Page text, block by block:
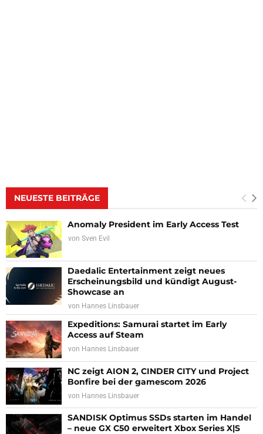
NEUESTE BEITRÄGE
Anomaly President im Early Access Test
von Sven Evil
Daedalic Entertainment zeigt neues
Erscheinungsbild und kündigt August-
Showcase an
von Hannes Linsbauer
Expeditions: Samurai startet im Early
Access auf Steam
von Hannes Linsbauer
NC zeigt AION 2, CINDER CITY und Project
Bonfire bei der gamescom 2026
von Hannes Linsbauer
SANDISK Optimus SSDs starten im Handel
– neue GX C50 erweitert Xbox Series X|S